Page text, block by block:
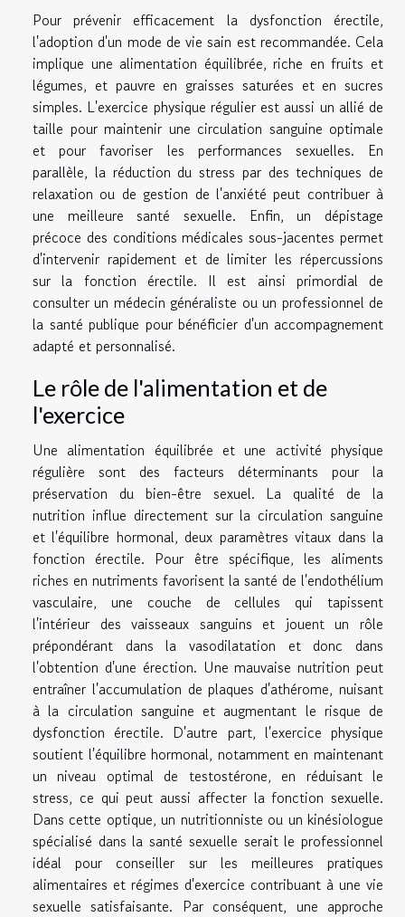
Pour prévenir efficacement la dysfonction érectile,
l'adoption d'un mode de vie sain est recommandée. Cela
implique une alimentation équilibrée, riche en fruits et
légumes, et pauvre en graisses saturées et en sucres
simples. L'exercice physique régulier est aussi un allié de
taille pour maintenir une circulation sanguine optimale
et pour favoriser les performances sexuelles. En
parallèle, la réduction du stress par des techniques de
relaxation ou de gestion de l'anxiété peut contribuer à
une meilleure santé sexuelle. Enfin, un dépistage
précoce des conditions médicales sous-jacentes permet
d'intervenir rapidement et de limiter les répercussions
sur la fonction érectile. Il est ainsi primordial de
consulter un médecin généraliste ou un professionnel de
la santé publique pour bénéficier d'un accompagnement
adapté et personnalisé.
Le rôle de l'alimentation et de
l'exercice
Une alimentation équilibrée et une activité physique
régulière sont des facteurs déterminants pour la
préservation du bien-être sexuel. La qualité de la
nutrition influe directement sur la circulation sanguine
et l'équilibre hormonal, deux paramètres vitaux dans la
fonction érectile. Pour être spécifique, les aliments
riches en nutriments favorisent la santé de l'endothélium
vasculaire, une couche de cellules qui tapissent
l'intérieur des vaisseaux sanguins et jouent un rôle
prépondérant dans la vasodilatation et donc dans
l'obtention d'une érection. Une mauvaise nutrition peut
entraîner l'accumulation de plaques d'athérome, nuisant
à la circulation sanguine et augmentant le risque de
dysfonction érectile. D'autre part, l'exercice physique
soutient l'équilibre hormonal, notamment en maintenant
un niveau optimal de testostérone, en réduisant le
stress, ce qui peut aussi affecter la fonction sexuelle.
Dans cette optique, un nutritionniste ou un kinésiologue
spécialisé dans la santé sexuelle serait le professionnel
idéal pour conseiller sur les meilleures pratiques
alimentaires et régimes d'exercice contribuant à une vie
sexuelle satisfaisante. Par conséquent, une approche